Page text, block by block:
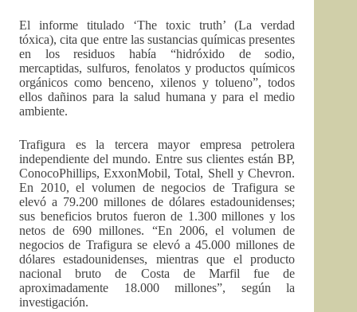
El informe titulado ‘The toxic truth’ (La verdad
tóxica), cita que entre las sustancias químicas presentes
en los residuos había “hidróxido de sodio,
mercaptidas, sulfuros, fenolatos y productos químicos
orgánicos como benceno, xilenos y tolueno”, todos
ellos dañinos para la salud humana y para el medio
ambiente.
Trafigura es la tercera mayor empresa petrolera
independiente del mundo. Entre sus clientes están BP,
ConocoPhillips, ExxonMobil, Total, Shell y Chevron.
En 2010, el volumen de negocios de Trafigura se
elevó a 79.200 millones de dólares estadounidenses;
sus beneficios brutos fueron de 1.300 millones y los
netos de 690 millones. “En 2006, el volumen de
negocios de Trafigura se elevó a 45.000 millones de
dólares estadounidenses, mientras que el producto
nacional bruto de Costa de Marfil fue de
aproximadamente 18.000 millones”, según la
investigación.